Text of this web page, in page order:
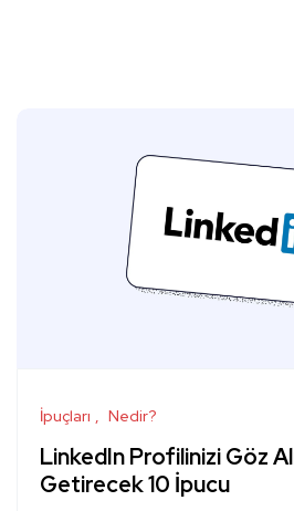
İpuçları Nedir?
LinkedIn Profilinizi Göz
Getirecek 10 İpucu